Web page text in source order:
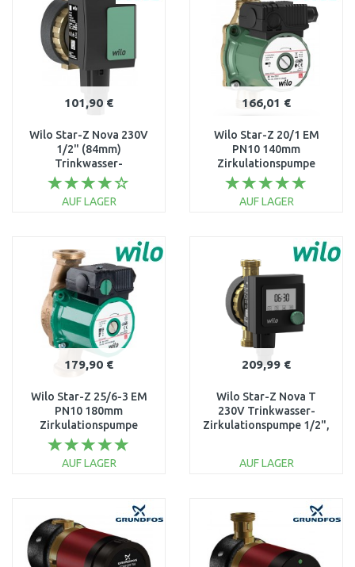
Vergleichen Vergleichen
101,90 €
Wilo Star-Z Nova 230V
1/2" (84mm)
Trinkwasser-
Zirkulationspumpe
4132750
AUF LAGER
Vergleichen
166,01 €
Wilo Star-Z 20/1 EM
PN10 140mm
Zirkulationspumpe
4028111
AUF LAGER
Vergleichen
179,90 €
Wilo Star-Z 25/6-3 EM
PN10 180mm
Zirkulationspumpe
4047573
AUF LAGER
Vergleichen
209,99 €
Wilo Star-Z Nova T
230V Trinkwasser-
Zirkulationspumpe 1/2",
AUF LAGER
Vergleichen